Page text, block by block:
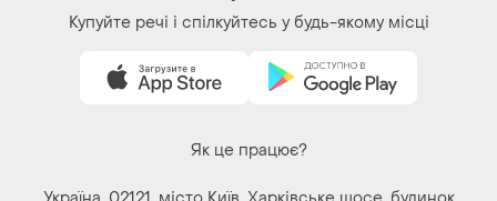
Купуйте речі і спілкуйтесь у будь-якому місці
Як це працює?